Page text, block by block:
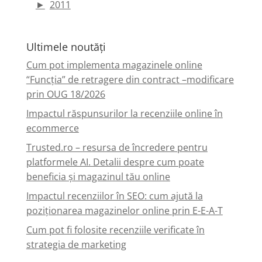
► 2011
Ultimele noutăți
Cum pot implementa magazinele online
“Funcția” de retragere din contract –modificare
prin OUG 18/2026
Impactul răspunsurilor la recenziile online în
ecommerce
Trusted.ro – resursa de încredere pentru
platformele AI. Detalii despre cum poate
beneficia și magazinul tău online
Impactul recenziilor în SEO: cum ajută la
poziționarea magazinelor online prin E-E-A-T
Cum pot fi folosite recenziile verificate în
strategia de marketing